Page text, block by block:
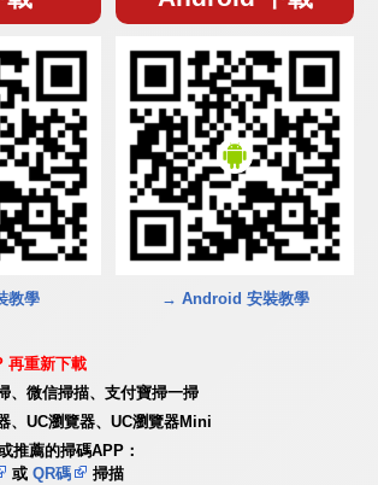
教學 → Android 安裝教學
再重新下載
、微信掃描、支付寶掃一掃
、UC瀏覽器、UC瀏覽器Mini
推薦的掃碼APP：
或QR碼
掃描